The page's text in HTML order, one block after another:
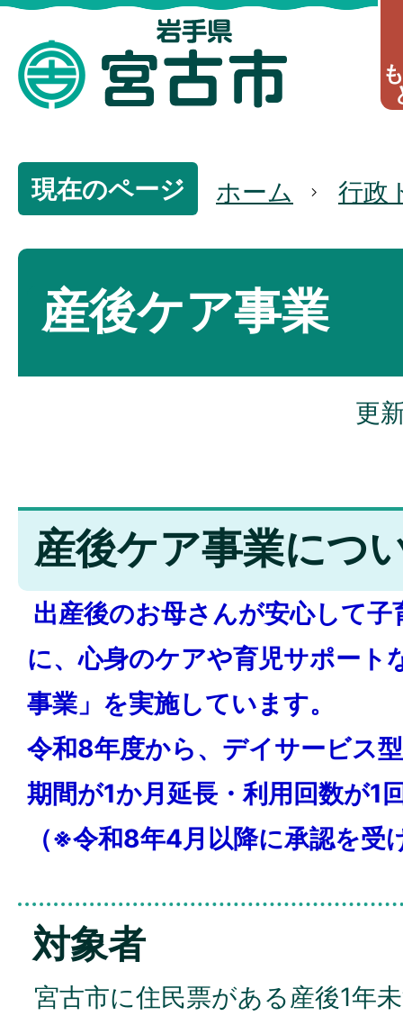
現在のページ ホーム 行政
産後ケア事業
更
産後ケア事業につ
出産後のお母さんが安心して
に、心身のケアや育児サポート
事業」を実施しています。
令和8年度から、デイサービス
期間が1か月延長・利用回数が1
（※令和8年4月以降に承認を受
対象者
宮古市に住民票がある産後1年